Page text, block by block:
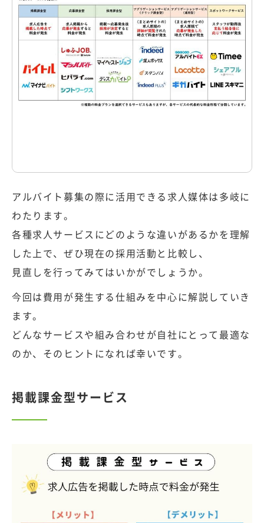
アルバイト募集の際に活用できる求人媒体は多岐に
わたります。
各種求人サービスにどのような違いがあるかを理解
した上で、ぜひ現在の採用活動と比較し、
見直しを行ってみてはいかがでしょうか。
今回は費用が発生する仕組みを中心に解説していき
ます。
どんなサービスや組み合わせが自社にとって最適な
のか、そのヒントになれば幸いです。
掲載課金型サービス